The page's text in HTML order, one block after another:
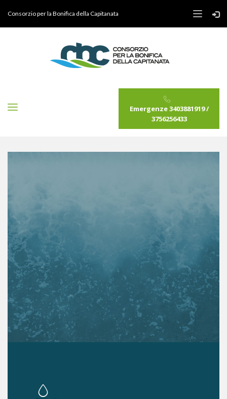
Consorzio per la Bonifica della Capitanata
Emergenze 3403881919 /
3756256433